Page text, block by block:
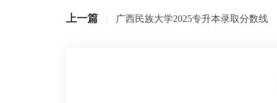
上一篇 广西民族大学2025专升本录取分数线